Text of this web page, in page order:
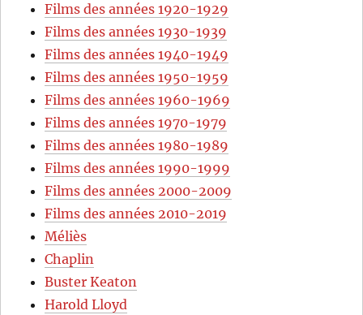
Films des années 1920-1929
Films des années 1930-1939
Films des années 1940-1949
Films des années 1950-1959
Films des années 1960-1969
Films des années 1970-1979
Films des années 1980-1989
Films des années 1990-1999
Films des années 2000-2009
Films des années 2010-2019
Méliès
Chaplin
Buster Keaton
Harold Lloyd